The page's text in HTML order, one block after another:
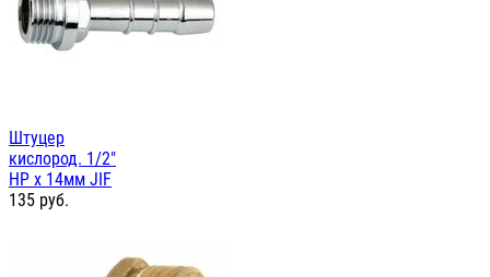
Штуцер
кислород. 1/2"
НР х 14мм JIF
135 руб.